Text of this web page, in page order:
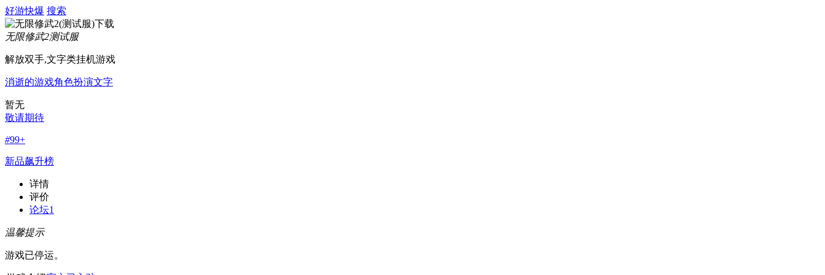
好游快爆 搜索
无限修武2测试服
解放双手,文字类挂机游戏
消逝的游戏角色扮演文字
暂无
敬请期待
#99+
新品飙升榜
详情
评价
论坛1
温馨提示
游戏已停运。